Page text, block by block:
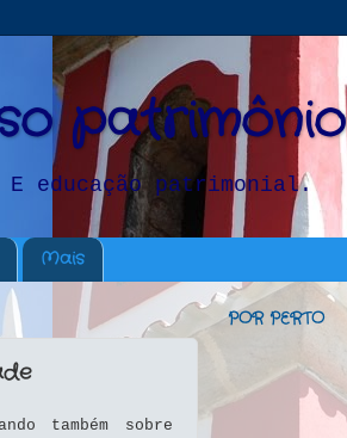
patrimônio
educação patrimonial.
Mais
também sobre
POR PERTO